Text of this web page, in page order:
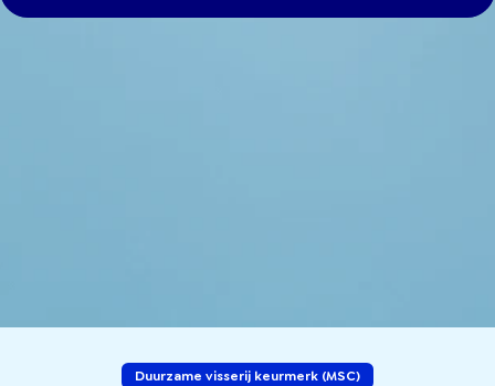
Duurzame visserij keurmerk (MSC)